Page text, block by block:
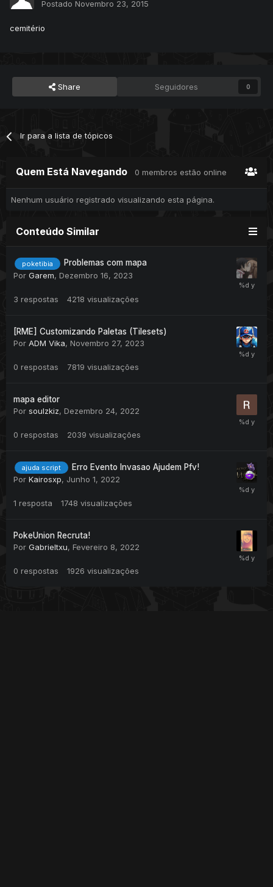
Postado Novembro 23, 2015
cemitério
Share Seguidores 0
Ir para a lista de tópicos
Quem Está Navegando 0 membros estão online
Nenhum usuário registrado visualizando esta página.
Conteúdo Similar
poketibia
Problemas com mapa
Por Garem, Dezembro 16, 2023
3 respostas 4218 visualizações
[RME] Customizando Paletas (Tilesets)
Por ADM Vika, Novembro 27, 2023
0 respostas 7819 visualizações
mapa editor
Por soulzkiz, Dezembro 24, 2022
0 respostas 2039 visualizações
ajuda script
Erro Evento Invasao Ajudem Pfv!
Por Kairosxp, Junho 1, 2022
1 resposta 1748 visualizações
PokeUnion Recruta!
Por Gabrieltxu, Fevereiro 8, 2022
0 respostas 1926 visualizações